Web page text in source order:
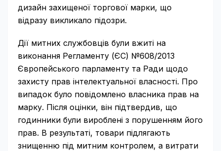
дизайн захищеної торгової марки, що
відразу викликало підозри.
Дії митних службовців були вжиті на
виконання Регламенту (ЄС) №608/2013
Європейського парламенту та Ради щодо
захисту прав інтелектуальної власності. Про
випадок було повідомлено власника прав на
марку. Після оцінки, він підтвердив, що
годинники були вироблені з порушенням його
прав. В результаті, товари підлягають
знищенню під митним контролем, а витрати